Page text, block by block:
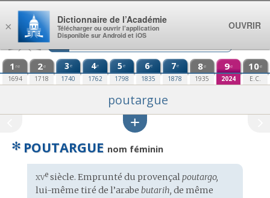
Aller au contenu
1 re
1694
2e
1718
3e
1740
4e
1762
5e
1798
6e
1835
7e
1878
8e
1935
9e
2024
10e
E.C.
poutargue
✻ POUTARGUE nom féminin
Étymologie
:
xvesiècle. Emprunté du provençalpoutargo,
lui-même tiré de l’arabe butarih, de même
×
Dictionnaire de l’Académie
Télécharger ou ouvrir l’application
Disponible sur Android et iOS
OUVRIR